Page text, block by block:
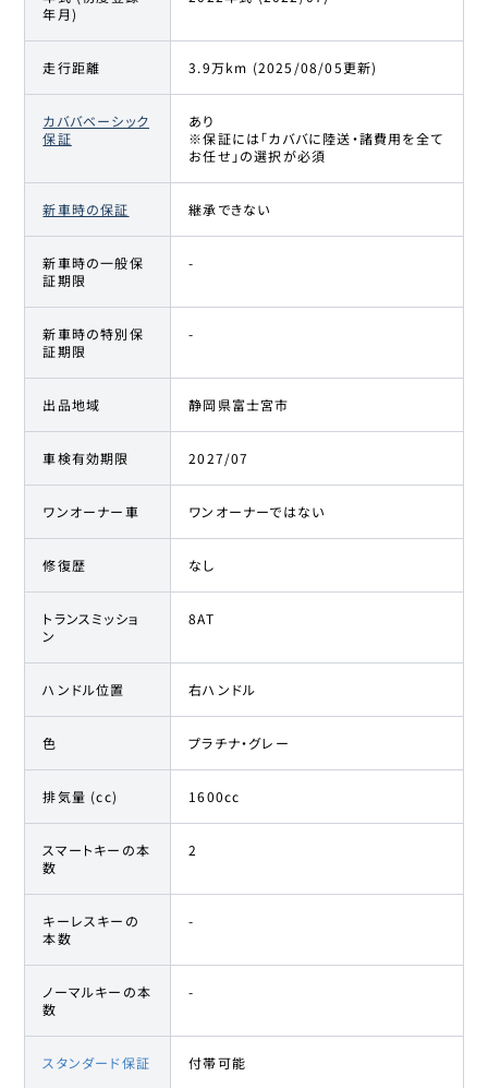
年月)
走行距離 3.9万km (2025/08/05更新)
カババベーシック
保証
あり
※保証には「カババに陸送・諸費用を全て
お任せ」の選択が必須
新車時の保証 継承できない
新車時の一般保
証期限
-
新車時の特別保
証期限
-
出品地域 静岡県富士宮市
車検有効期限 2027/07
ワンオーナー車 ワンオーナーではない
修復歴 なし
トランスミッショ
ン
8AT
ハンドル位置 右ハンドル
色 プラチナ・グレー
排気量 (cc) 1600cc
スマートキーの本
数
2
キーレスキーの
本数
-
ノーマルキーの本
数
-
スタンダード保証 付帯可能